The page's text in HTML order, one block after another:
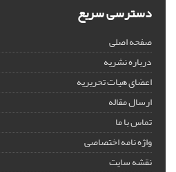
دسترسی سریع
صفحه اصلی
درباره نشریه
اعضای هیات تحریریه
ارسال مقاله
تماس با ما
واژه نامه اختصاصی
نقشه سایت